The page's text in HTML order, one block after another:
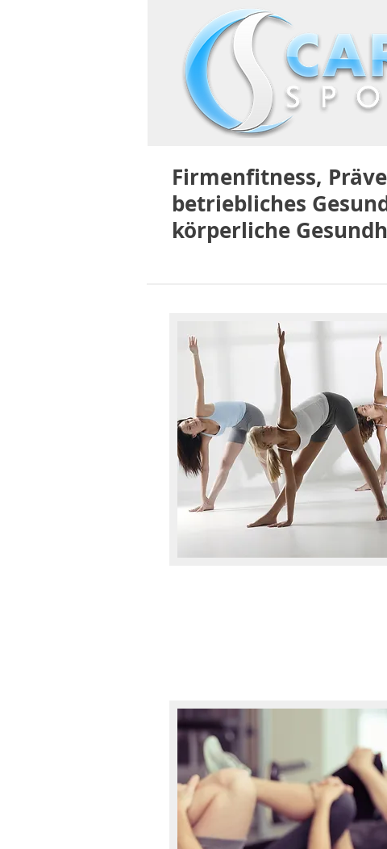
Firmenfitness,
betriebliches
körperliche